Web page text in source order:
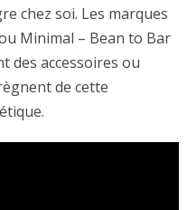
chez soi. Les marques
Minimal – Bean to Bar
des accessoires ou
de cette